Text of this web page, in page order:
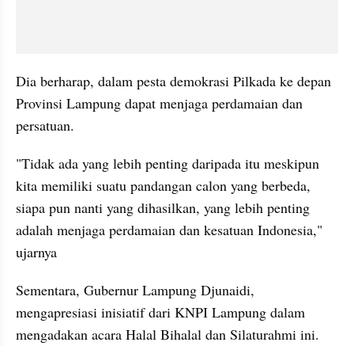
Dia berharap, dalam pesta demokrasi Pilkada ke depan
Provinsi Lampung dapat menjaga perdamaian dan
persatuan.
"Tidak ada yang lebih penting daripada itu meskipun
kita memiliki suatu pandangan calon yang berbeda,
siapa pun nanti yang dihasilkan, yang lebih penting
adalah menjaga perdamaian dan kesatuan Indonesia,"
ujarnya
Sementara, Gubernur Lampung Djunaidi,
mengapresiasi inisiatif dari KNPI Lampung dalam
mengadakan acara Halal Bihalal dan Silaturahmi ini.